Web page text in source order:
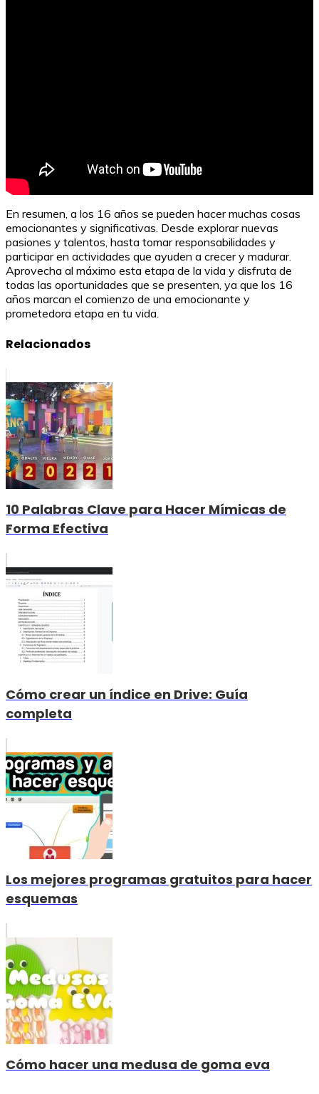
En resumen, a los 16 años se pueden hacer muchas cosas
emocionantes y significativas. Desde explorar nuevas
pasiones y talentos, hasta tomar responsabilidades y
participar en actividades que ayuden a crecer y madurar.
Aprovecha al máximo esta etapa de la vida y disfruta de
todas las oportunidades que se presenten, ya que los 16
años marcan el comienzo de una emocionante y
prometedora etapa en tu vida.
Relacionados
10 Palabras Clave para Hacer Mímicas de
Forma Efectiva
Cómo crear un índice en Drive: Guía
completa
Los mejores programas gratuitos para hacer
esquemas
Cómo hacer una medusa de goma eva